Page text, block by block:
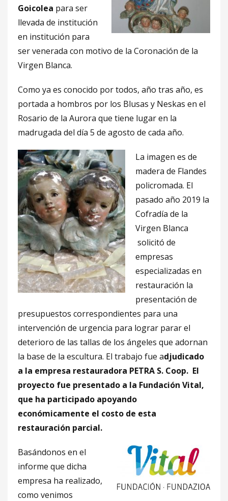
Goicolea para ser
llevada de institución
en institución para
ser venerada con motivo de la Coronación de la
Virgen Blanca.
Como ya es conocido por todos, año tras año, es
portada a hombros por los Blusas y Neskas en el
Rosario de la Aurora que tiene lugar en la
madrugada del día 5 de agosto de cada año.
La imagen es de
madera de Flandes
policromada. El
pasado año 2019 la
Cofradía de la
Virgen Blanca
solicitó de
empresas
especializadas en
restauración la
presentación de
presupuestos correspondientes para una
intervención de urgencia para lograr parar el
deterioro de las tallas de los ángeles que adornan
la base de la escultura. El trabajo fue adjudicado
a la empresa restauradora PETRA S. Coop. El
proyecto fue presentado a la Fundación Vital,
que ha participado apoyando
económicamente el costo de esta
restauración parcial.
Basándonos en el
informe que dicha
empresa ha realizado,
como venimos